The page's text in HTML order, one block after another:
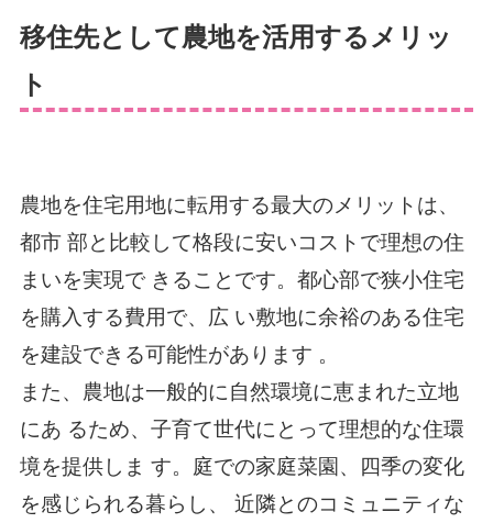
移住先として農地を活用するメリッ
ト
農地を住宅用地に転用する最大のメリットは、
都市 部と比較して格段に安いコストで理想の住
まいを実現で きることです。都心部で狭小住宅
を購入する費用で、広 い敷地に余裕のある住宅
を建設できる可能性があります 。
また、農地は一般的に自然環境に恵まれた立地
にあ るため、子育て世代にとって理想的な住環
境を提供しま す。庭での家庭菜園、四季の変化
を感じられる暮らし、 近隣とのコミュニティな